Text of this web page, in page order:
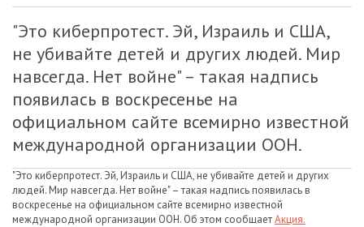
"Это киберпротест. Эй, Израиль и США,
не убивайте детей и других людей. Мир
навсегда. Нет войне" – такая надпись
появилась в воскресенье на
официальном сайте всемирно известной
международной организации ООН.
"Это киберпротест. Эй, Израиль и США, не убивайте детей и других
людей. Мир навсегда. Нет войне" – такая надпись появилась в
воскресенье на официальном сайте всемирно известной
международной организации ООН. Об этом сообщаетАкция.